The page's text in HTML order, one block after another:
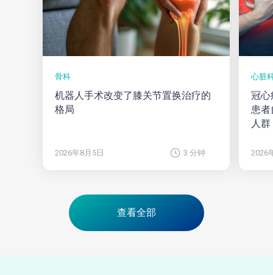
骨科
机器人手术改变了膝关节置换治疗的
格局
2026年8月5日 3 分钟
心脏
冠心
患
人群
2026
查看全部